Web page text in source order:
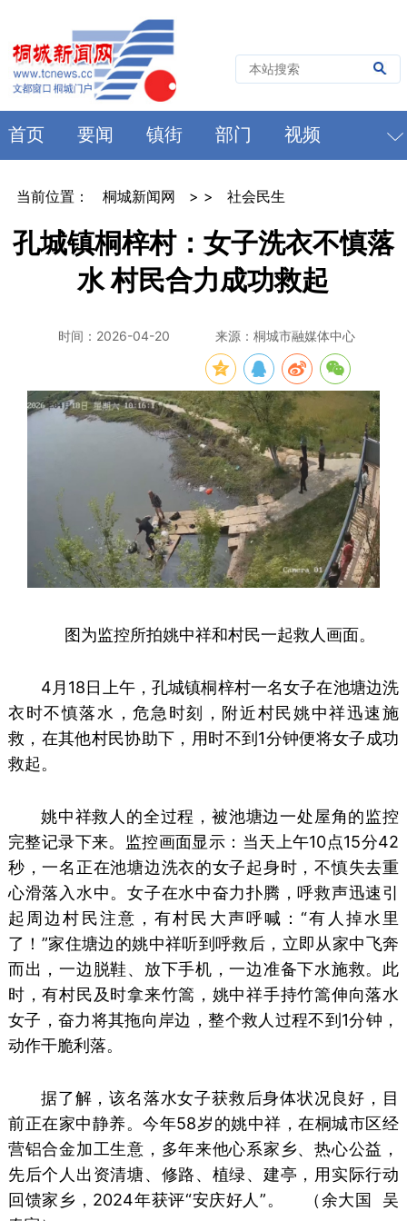
首页 要闻 镇街 部门 视频
当前位置： 桐城新闻网 > > 社会民生
孔城镇桐梓村：女子洗衣不慎落
水 村民合力成功救起
时间：2026-04-20 来源：桐城市融媒体中心
图为监控所拍姚中祥和村民一起救人画面。
4月18日上午，孔城镇桐梓村一名女子在池塘边洗
衣时不慎落水，危急时刻，附近村民姚中祥迅速施
救，在其他村民协助下，用时不到1分钟便将女子成功
救起。
姚中祥救人的全过程，被池塘边一处屋角的监控
完整记录下来。监控画面显示：当天上午10点15分42
秒，一名正在池塘边洗衣的女子起身时，不慎失去重
心滑落入水中。女子在水中奋力扑腾，呼救声迅速引
起周边村民注意，有村民大声呼喊：“有人掉水里
了！”家住塘边的姚中祥听到呼救后，立即从家中飞奔
而出，一边脱鞋、放下手机，一边准备下水施救。此
时，有村民及时拿来竹篙，姚中祥手持竹篙伸向落水
女子，奋力将其拖向岸边，整个救人过程不到1分钟，
动作干脆利落。
据了解，该名落水女子获救后身体状况良好，目
前正在家中静养。今年58岁的姚中祥，在桐城市区经
营铝合金加工生意，多年来他心系家乡、热心公益，
先后个人出资清塘、修路、植绿、建亭，用实际行动
回馈家乡，2024年获评“安庆好人”。 （余大国 吴